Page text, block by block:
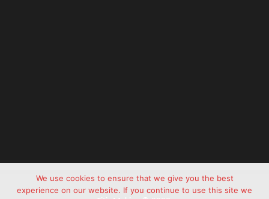
We use cookies to ensure that we give you the best
experience on our website. If you continue to use this site we